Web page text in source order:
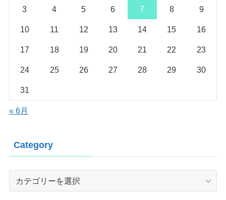
3 4 5 6 7 8 9
10 11 12 13 14 15 16
17 18 19 20 21 22 23
24 25 26 27 28 29 30
31
« 6月
Category
Category